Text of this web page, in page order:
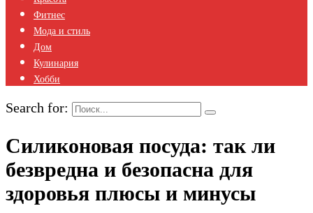
Фитнес
Мода и стиль
Дом
Кулинария
Хобби
Search for:
Силиконовая посуда: так ли
безвредна и безопасна для
здоровья плюсы и минусы